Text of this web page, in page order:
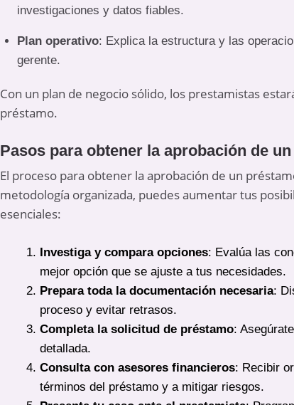
investigaciones y datos fiables.
Plan operativo: Explica la estructura y las
gerente.
Con un plan de negocio sólido, los prestamistas
préstamo.
Pasos para obtener la aprobación de
El proceso para obtener la aprobación de un
metodología organizada, puedes aumentar tus
esenciales:
Investiga y compara opciones: Evalúa las
mejor opción que se ajuste a tus necesidades.
Prepara toda la documentación necesaria:
proceso y evitar retrasos.
Completa la solicitud de préstamo:
detallada.
Consulta con asesores financieros: Recibir
términos del préstamo y a mitigar riesgos.